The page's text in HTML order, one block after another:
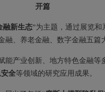
开篇
融新生态”为主题，通过展览
、养老金融、数字金融五篇
能产业创新、地方特色金融
全等领域的研究应用成果。